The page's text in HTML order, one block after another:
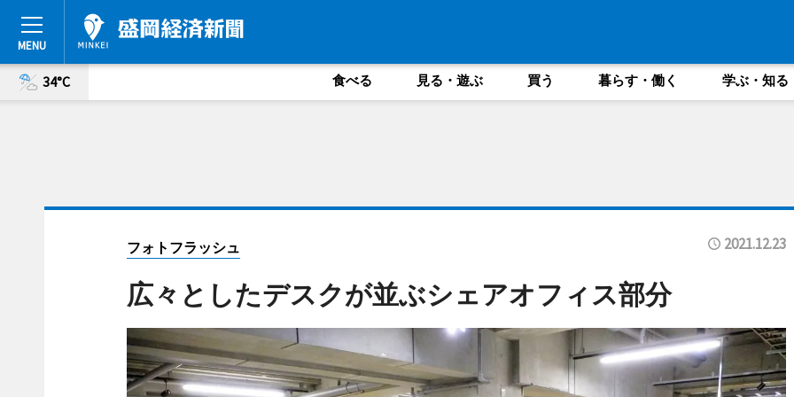
34°C 食べる 見る・遊ぶ 買う 暮らす・働く 学ぶ・知る
フォトフラッシュ 2021.12.23
広々としたデスクが並ぶシェアオフィス部分